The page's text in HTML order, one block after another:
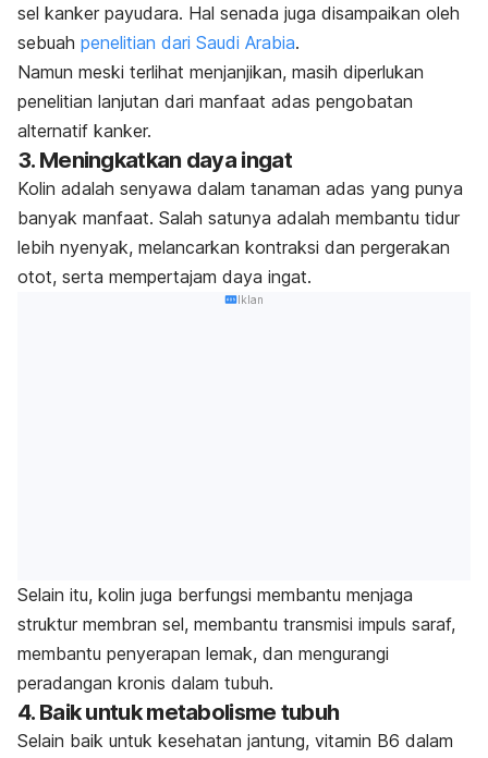
sel kanker payudara. Hal senada juga disampaikan oleh
sebuah penelitian dari Saudi Arabia.
Namun meski terlihat menjanjikan, masih diperlukan
penelitian lanjutan dari manfaat adas pengobatan
alternatif kanker.
3. Meningkatkan daya ingat
Kolin adalah senyawa dalam tanaman adas yang punya
banyak manfaat. Salah satunya adalah membantu tidur
lebih nyenyak, melancarkan kontraksi dan pergerakan
otot, serta mempertajam daya ingat.
Iklan
Selain itu, kolin juga berfungsi membantu menjaga
struktur membran sel, membantu transmisi impuls saraf,
membantu penyerapan lemak, dan mengurangi
peradangan kronis dalam tubuh.
4. Baik untuk metabolisme tubuh
Selain baik untuk kesehatan jantung, vitamin B6 dalam